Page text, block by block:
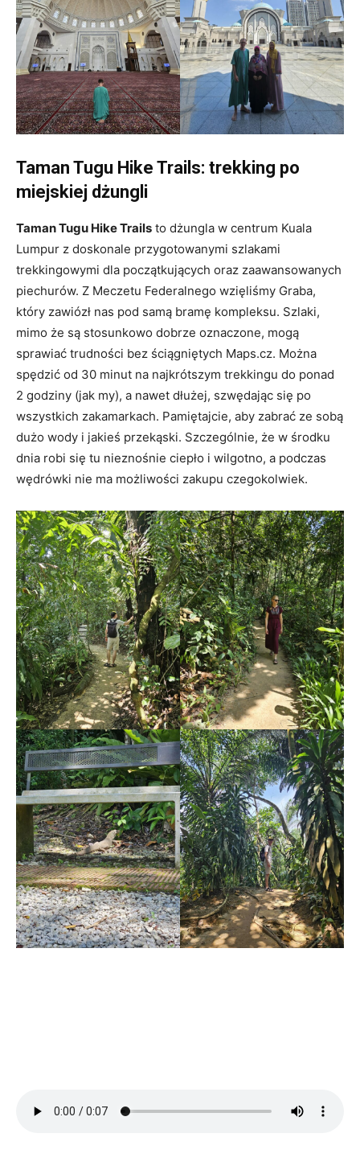
Taman Tugu Hike Trails: trekking po
miejskiej dżungli
Taman Tugu Hike Trails to dżungla w centrum Kuala
Lumpur z doskonale przygotowanymi szlakami
trekkingowymi dla początkujących oraz zaawansowanych
piechurów. Z Meczetu Federalnego wzięliśmy Graba,
który zawiózł nas pod samą bramę kompleksu. Szlaki,
mimo że są stosunkowo dobrze oznaczone, mogą
sprawiać trudności bez ściągniętych Maps.cz. Można
spędzić od 30 minut na najkrótszym trekkingu do ponad
2 godziny (jak my), a nawet dłużej, szwędając się po
wszystkich zakamarkach. Pamiętajcie, aby zabrać ze sobą
dużo wody i jakieś przekąski. Szczególnie, że w środku
dnia robi się tu nieznośnie ciepło i wilgotno, a podczas
wędrówki nie ma możliwości zakupu czegokolwiek.